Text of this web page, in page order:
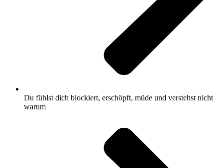
Du fühlst dich blockiert, erschöpft, müde und verstehst nicht
warum